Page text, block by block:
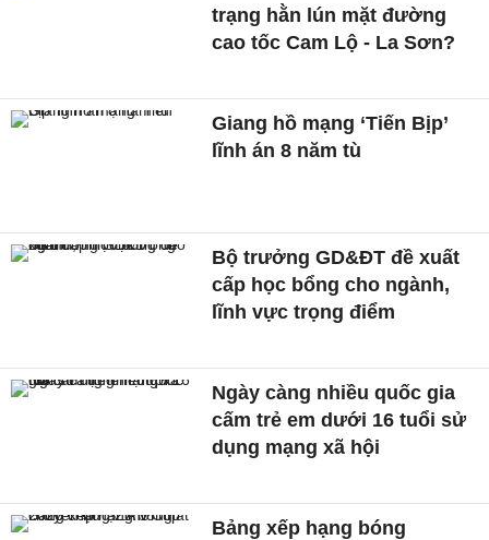
trạng hằn lún mặt đường
cao tốc Cam Lộ - La Sơn?
Giang hồ mạng ‘Tiến Bịp’
lĩnh án 8 năm tù
Bộ trưởng GD&ĐT đề xuất
cấp học bổng cho ngành,
lĩnh vực trọng điểm
Ngày càng nhiều quốc gia
cấm trẻ em dưới 16 tuổi sử
dụng mạng xã hội
Bảng xếp hạng bóng